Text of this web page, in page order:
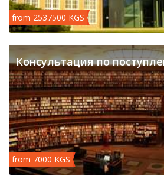
from 2537500 KGS
Консультация по
from 7000 KGS